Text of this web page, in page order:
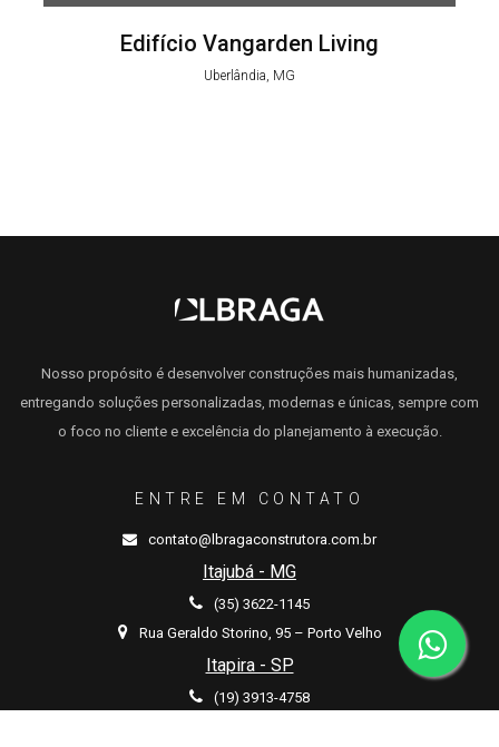
Edifício Vangarden Living
Uberlândia, MG
Nosso propósito é desenvolver construções mais humanizadas,
entregando soluções personalizadas, modernas e únicas, sempre com
o foco no cliente e excelência do planejamento à execução.
ENTRE EM CONTATO
contato@lbragaconstrutora.com.br
Itajubá - MG
(35) 3622-1145
Rua Geraldo Storino, 95 – Porto Velho
Itapira - SP
(19) 3913-4758